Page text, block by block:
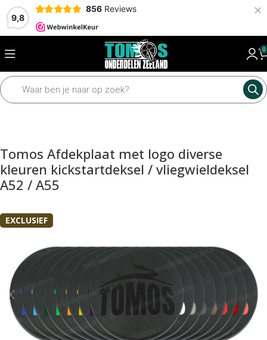
9,8
856 Reviews ×
0
Home Motordelen Diverse motordelen Carterdelen
Tomos Afdekplaat met logo diverse
kleuren kickstartdeksel / vliegwieldeksel
A52 / A55
EXCLUSIEF